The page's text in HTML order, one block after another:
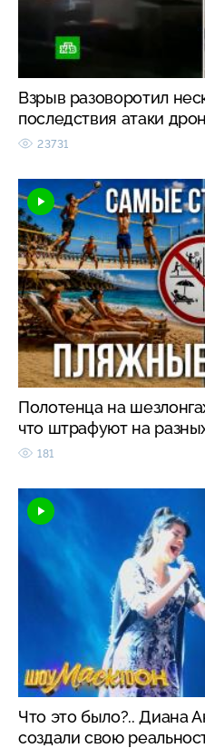
Взрыв разоворотил
последствия атаки
23731
Полотенца на
что штрафуют на
181
Что это было?.. Диана
создали свою